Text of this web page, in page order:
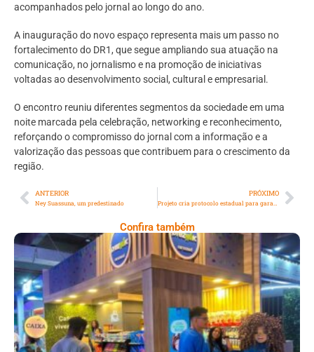
acompanhados pelo jornal ao longo do ano.
A inauguração do novo espaço representa mais um passo no
fortalecimento do DR1, que segue ampliando sua atuação na
comunicação, no jornalismo e na promoção de iniciativas
voltadas ao desenvolvimento social, cultural e empresarial.
O encontro reuniu diferentes segmentos da sociedade em uma
noite marcada pela celebração, networking e reconhecimento,
reforçando o compromisso do jornal com a informação e a
valorização das pessoas que contribuem para o crescimento da
região.
ANTERIOR
Ney Suassuna, um predestinado
PRÓXIMO
Projeto cria protocolo estadual para garantir atendimento humanizado a pessoas em situação de vulnerabilidade no SUS
Confira também
Cencosud Promove Inovação No Brasil
Com A Participação Do Prezunic No Rio
Innovation Week 2026